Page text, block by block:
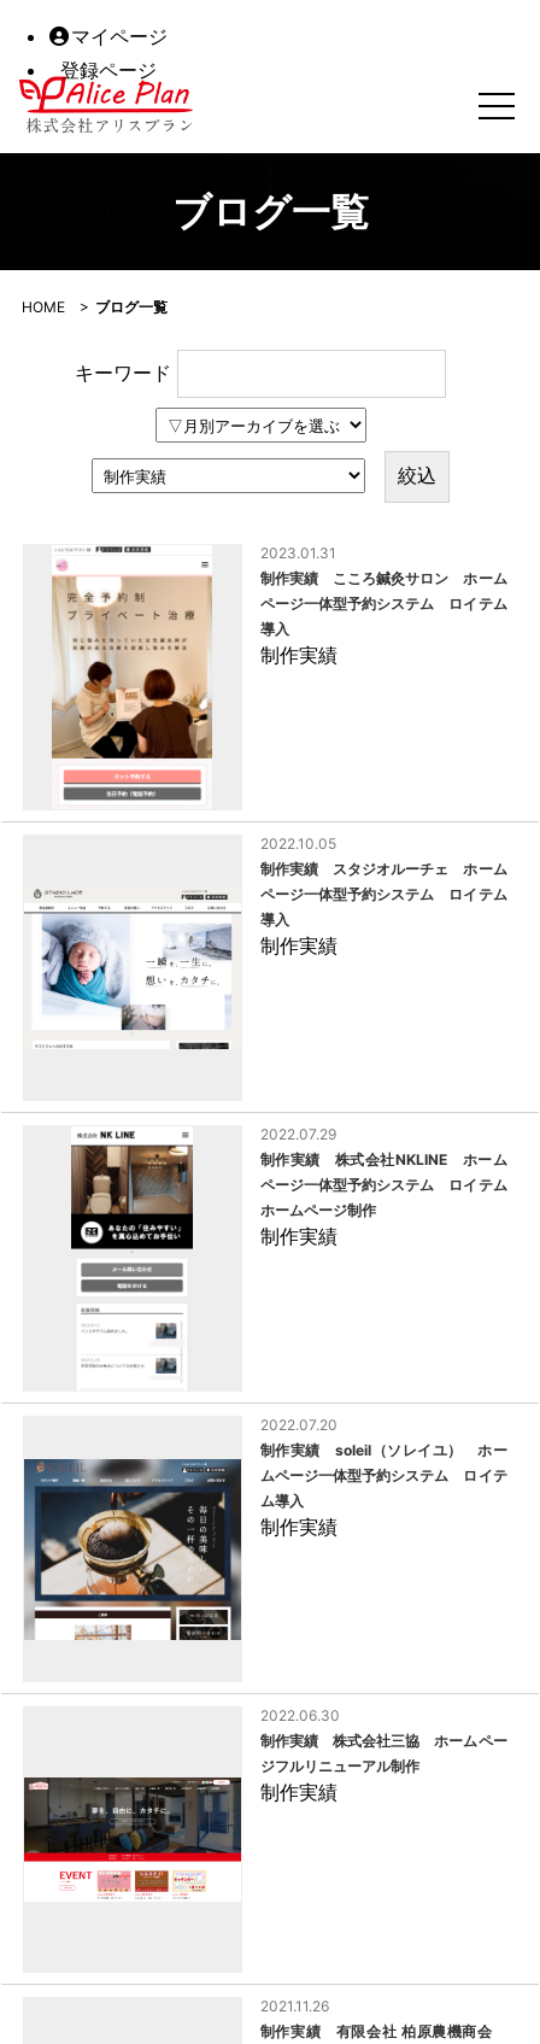
マイページ
登録ページ
ブログ一覧｜株式会社アリスプラン｜高松市の予約システ
ブログ一覧
HOME> ブログ一覧
キーワード
制作実績 こころ鍼灸サロン ホーム
ページ一体型予約システム ロイテム
導入
制作実績
2023.01.31
制作実績 スタジオルーチェ ホーム
ページ一体型予約システム ロイテム
導入
制作実績
2022.10.05
制作実績 株式会社NKLINE ホーム
ページ一体型予約システム ロイテム
ホームページ制作
制作実績
2022.07.29
制作実績 soleil（ソレイユ） ホー
ムページ一体型予約システム ロイテ
ム導入
制作実績
2022.07.20
制作実績 株式会社三協 ホームペー
ジフルリニューアル制作
制作実績
2022.06.30
制作実績 有限会社 柏原農機商会
2021.11.26